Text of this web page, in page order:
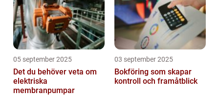
05 september 2025
Det du behöver veta om
elektriska
membranpumpar
03 september 2025
Bokföring som skapar
kontroll och framåtblick